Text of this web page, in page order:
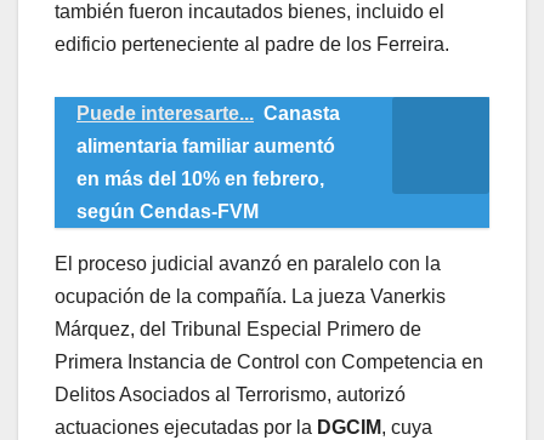
también fueron incautados bienes, incluido el
edificio perteneciente al padre de los Ferreira.
Puede interesarte... Canasta
alimentaria familiar aumentó
en más del 10% en febrero,
según Cendas-FVM
El proceso judicial avanzó en paralelo con la
ocupación de la compañía. La jueza Vanerkis
Márquez, del Tribunal Especial Primero de
Primera Instancia de Control con Competencia en
Delitos Asociados al Terrorismo, autorizó
actuaciones ejecutadas por la DGCIM, cuya